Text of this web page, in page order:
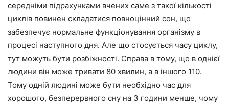
середніми підрахунками вчених саме з такої кількості
циклів повинен складатися повноцінний сон, що
забезпечує нормальне функціонування організму в
процесі наступного дня. Але що стосується часу циклу,
тут можуть бути розбіжності. Справа в тому, що в однієї
людини він може тривати 80 хвилин, а в іншого 110.
Тому одній людині може бути необхідно час для
хорошого, безперервного сну на 3 години менше, чому